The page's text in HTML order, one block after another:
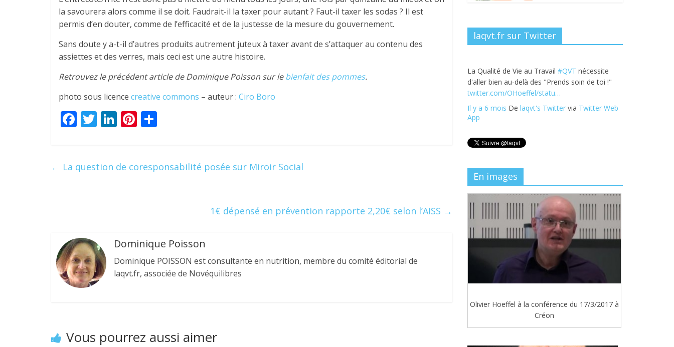
la savourera alors comme il se doit. Faudrait-il la taxer pour autant ? Faut-il taxer les sodas ? Il est
permis d’en douter, comme de l’efficacité et de la justesse de la mesure du gouvernement.
Sans doute y a-t-il d’autres produits autrement juteux à taxer avant de s’attaquer au contenu des
assiettes et des verres, mais ceci est une autre histoire.
Retrouvez le précédent article de Dominique Poisson sur lebienfait des pommes.
photo sous licence creative commons – auteur : Ciro Boro
F
b
T
er
Li
e
Pi
e g
← La question de coresponsabilité posée sur Miroir Social
1€ dépensé en prévention rapporte 2,20€ selon l’AISS →
Dominique Poisson
Dominique POISSON est consultante en nutrition, membre du comité éditorial de
laqvt.fr, associée de Novéquilibres
Vous pourrez aussi aimer
laqvt.fr sur Twitter
d'aller bien au-delà des "Prends soin de toi !"
twitter.com/OHoeffel/statu…
Il y a 6 moisDelaqvt's Twitter
App
En images
Olivier Hoeffel à la conférence du 17/3/2017 à
Créon